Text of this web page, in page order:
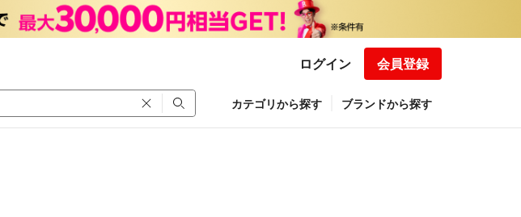
ログイン 会員登録
カテゴリから探す ブランドから探す